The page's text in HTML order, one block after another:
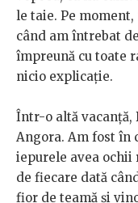
le taie. Pe
când am întrebat
împreună cu toate
nicio explicație.
Într-o altă vacanță,
Angora. Am fost în
iepurele avea ochii
de fiecare dată
fior de teamă și